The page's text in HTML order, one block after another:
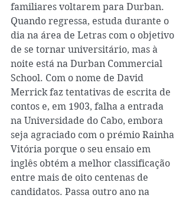
familiares voltarem para Durban.
Quando regressa, estuda durante o
dia na área de Letras com o objetivo
de se tornar universitário, mas à
noite está na Durban Commercial
School. Com o nome de David
Merrick faz tentativas de escrita de
contos e, em 1903, falha a entrada
na Universidade do Cabo, embora
seja agraciado com o prémio Rainha
Vitória porque o seu ensaio em
inglês obtém a melhor classificação
entre mais de oito centenas de
candidatos. Passa outro ano na